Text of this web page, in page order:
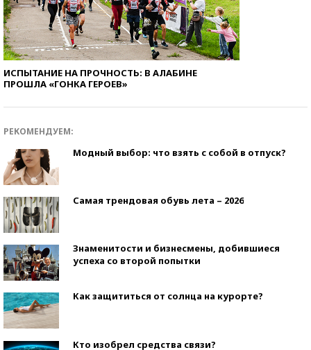
ИСПЫТАНИЕ НА ПРОЧНОСТЬ: В АЛАБИНЕ
ПРОШЛА «ГОНКА ГЕРОЕВ»
РЕКОМЕНДУЕМ:
Модный выбор: что взять с собой в отпуск?
Самая трендовая обувь лета – 2026
Знаменитости и бизнесмены, добившиеся
успеха со второй попытки
Как защититься от солнца на курорте?
Кто изобрел средства связи?